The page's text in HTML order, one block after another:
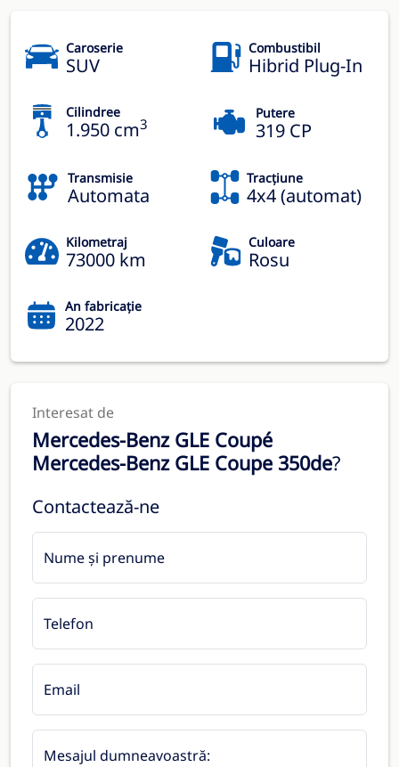
Caroserie
SUV
Combustibil
Hibrid Plug-In
Cilindree
1.950 cm3
Putere
319 CP
Transmisie
Automata
Tracțiune
4x4 (automat)
Kilometraj
73000 km
Culoare
Rosu
An fabricație
2022
Interesat de
Mercedes-Benz GLE Coupé
Mercedes-Benz GLE Coupe 350de?
Contactează-ne
Nume și prenume
Telefon
Email
Mesajul dumneavoastră: